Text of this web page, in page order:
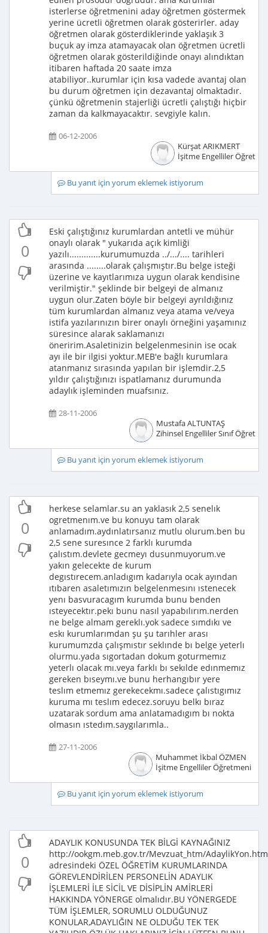
isterlerse öğretmenini aday öğretmen göstermek
yerine ücretli öğretmen olarak gösterirler. aday
öğretmen olarak gösterdiklerinde yaklaşık 3
buçuk ay imza atamayacak olan öğretmen ücretli
öğretmen olarak gösterildiğinde onayı alındıktan
itibaren haftada 20 saate imza
atabiliyor..kurumlar için kısa vadede avantaj olan
bu durum öğretmen için dezavantaj olmaktadır.
çünkü öğretmenin stajerliği ücretli çalıştığı hiçbir
zaman da kalkmayacaktır. sevgiyle kalın.
06-12-2006
Kürşat ARIKMERT
İşitme Engelliler
Bu yanıt için yorum eklemek istiyorum
0
Eski çalıştığınız kurumlardan antetli ve mühür
onaylı olarak " yukarıda açık kimliği
yazılı.............kurumumuzda ../.../.... tarihleri
arasında ........olarak çalışmıştır.Bu belge isteği
üzerine ve kayıtlarımıza uygun olarak kendisine
verilmiştir." şeklinde bir belgeyi de almanız
uygun olur.Zaten böyle bir belgeyi ayrıldığınız
tüm kurumlardan almanız veya atama ve/veya
istifa yazılarınızın birer onaylı örneğini yaşamınız
süresince alarak saklamanızı
öneririm.Asaletinizin belgelenmesinin ise ocak
ayı ile bir ilgisi yoktur.MEB'e bağlı kurumlara
atanmanız sırasında yapılan bir işlemdir.2,5
yıldır çalıştığınızı ispatlamanız durumunda
adaylık işleminden muafsınız.
28-11-2006
Mustafa ALTUNTAŞ
Zihinsel Engelliler Sınıf
Bu yanıt için yorum eklemek istiyorum
0
herkese selamlar.su an yaklasık 2,5 senelık
ogretmenım.ve bu konuyu tam olarak
anlamadım.aydınlatırsanız mutlu olurum.ben bu
2,5 sene suresınce 2 farklı kurumda
çalıstım.devlete gecmeyı dusunmuyorum.ve
yakın gelecekte de kurum
degıstırecem.anladıgım kadarıyla ocak ayından
ıtıbaren asaletımızın belgelenmesını ıstenecek
yenı basvuracagım kurumda bunu benden
ısteyecektır.pekı bunu nasıl yapabılırım.nerden
ne belge almam gereklı.yok sadece sımdıkı ve
eskı kurumlarımdan şu şu tarıhler arası
kurumumzda çalışmıstır seklınde bı belge yeterlı
olurmu.yada sıgortadan dokum goturmemız
yeterlı olacak mı.veya farklı bı sekılde edınmemız
gereken bıseymı.ve bunu herhangıbır yere
teslım etmemız gerekecekmı.sadece çalıstıgımız
kuruma mı teslım edecez.soruyu belkı bıraz
uzatarak sordum ama anlatamadıgım bı nokta
olmasın ıstedım.saygılarımla..
27-11-2006
Muhammet İkbal ÖZMEN
İşitme Engelliler Öğretmeni
Bu yanıt için yorum eklemek istiyorum
0
ADAYLIK KONUSUNDA TEK BİLGİ KAYNAĞINIZ
http://ookgm.meb.gov.tr/Mevzuat_htm/AdaylikYon.htm
adresindeki ÖZEL ÖĞRETİM KURUMLARINDA
GÖREVLENDİRİLEN PERSONELİN ADAYLIK
İŞLEMLERİ İLE SİCİL VE DİSİPLİN AMİRLERİ
HAKKINDA YÖNERGE olmalıdır.BU YÖNERGEDE
TÜM İŞLEMLER, SORUMLU OLDUĞUNUZ
KONULAR,ADAYLIĞIN NE OLDUĞU TEK TEK